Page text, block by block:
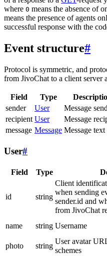
where 0 means the absence of
means the presence of agents
successful response with the
Event structure#
Protocol is symmetric, and
from JivoChat to a client server
Field Type
sender
User
Message
recipient User
Message
message Message Message text
User#
Field Type
id string
Client
when sending
sender.id and
from JivoChat
name string Username
photo
string
User avatar
schemes